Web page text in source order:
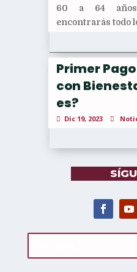
60 a 64
encontrarás todo
Primer
con
es?
Dic 19, 2023